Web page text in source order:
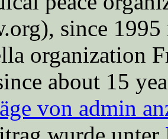
since
organization
about 15
von admin